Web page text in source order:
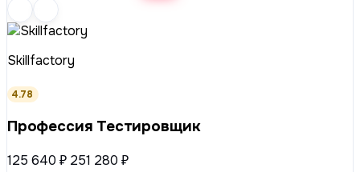
Skillfactory
4.78
Профессия Тестировщик
125 640 ₽ 251 280 ₽